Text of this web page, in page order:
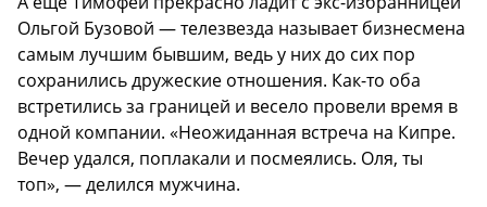
Ольгой Бузовой — телезвезда называет бизнесмена
самым лучшим бывшим, ведь у них до сих пор
сохранились дружеские отношения. Как-то оба
встретились за границей и весело провели время в
одной компании. «Неожиданная встреча на Кипре.
Вечер удался, поплакали и посмеялись. Оля, ты
топ», — делился мужчина.